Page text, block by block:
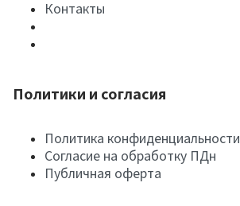
Контакты
Политики и согласия
Политика конфиденциальности
Согласие на обработку ПДн
Публичная оферта